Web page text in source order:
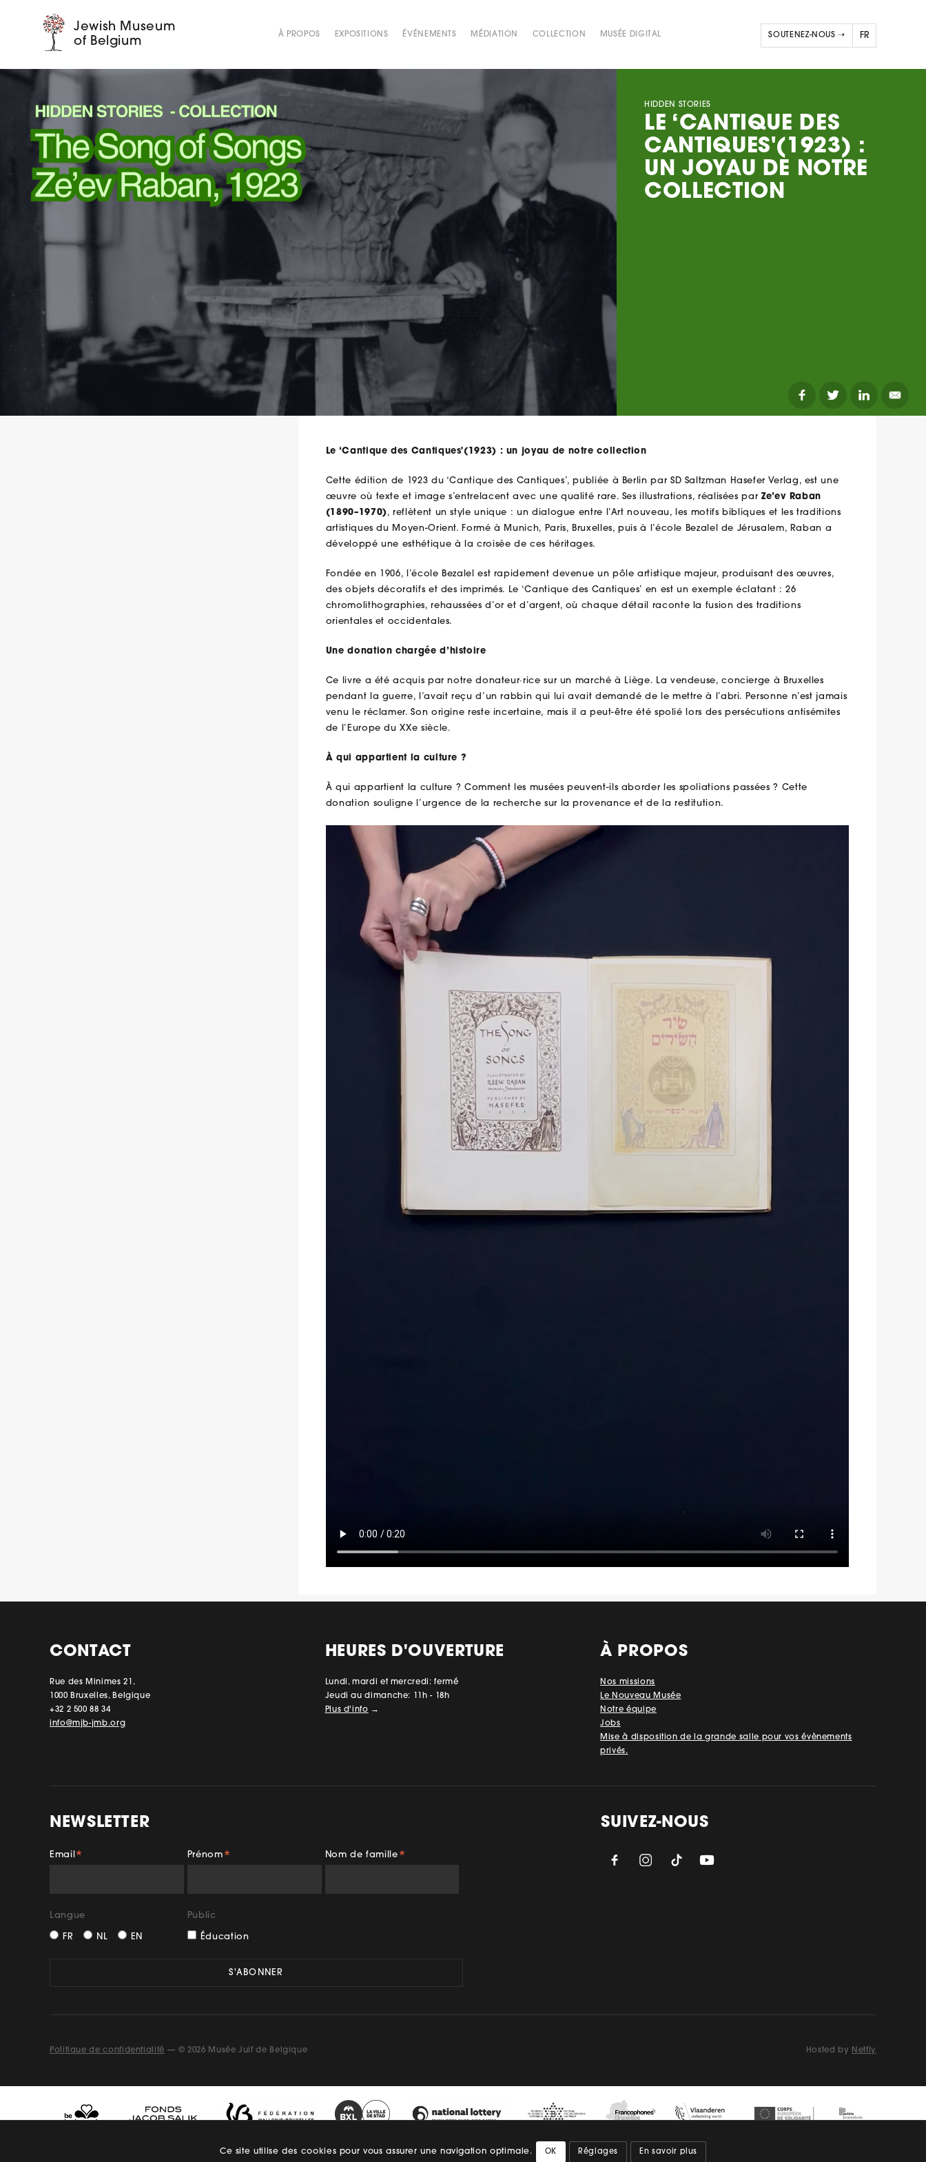
Jewish Museum
of Belgium
À PROPOS EXPOSITIONS ÉVÉNEMENTS MÉDIATION COLLECTION MUSÉE DIGITAL SOUTENEZ-NOUS ➝ FR
HIDDEN STORIES
LE ‘CANTIQUE DES
CANTIQUES'(1923) :
UN JOYAU DE NOTRE
COLLECTION
Le ‘Cantique des Cantiques'(1923) : un joyau de notre collection
Cette édition de 1923 du ‘Cantique des Cantiques’, publiée à Berlin par SD Saltzman Hasefer Verlag, est une
œuvre où texte et image s’entrelacent avec une qualité rare. Ses illustrations, réalisées par Ze’ev Raban
(1890–1970), reflètent un style unique : un dialogue entre l’Art nouveau, les motifs bibliques et les traditions
artistiques du Moyen-Orient. Formé à Munich, Paris, Bruxelles, puis à l’école Bezalel de Jérusalem, Raban a
développé une esthétique à la croisée de ces héritages.
Fondée en 1906, l’école Bezalel est rapidement devenue un pôle artistique majeur, produisant des œuvres,
des objets décoratifs et des imprimés. Le ‘Cantique des Cantiques’ en est un exemple éclatant : 26
chromolithographies, rehaussées d’or et d’argent, où chaque détail raconte la fusion des traditions
orientales et occidentales.
Une donation chargée d’histoire
Ce livre a été acquis par notre donateur·rice sur un marché à Liège. La vendeuse, concierge à Bruxelles
pendant la guerre, l’avait reçu d’un rabbin qui lui avait demandé de le mettre à l’abri. Personne n’est jamais
venu le réclamer. Son origine reste incertaine, mais il a peut-être été spolié lors des persécutions antisémites
de l’Europe du XXe siècle.
À qui appartient la culture ?
À qui appartient la culture ? Comment les musées peuvent-ils aborder les spoliations passées ? Cette
donation souligne l’urgence de la recherche sur la provenance et de la restitution.
CONTACT
Rue des Minimes 21,
1000 Bruxelles, Belgique
+32 2 500 88 34
info@mjb-jmb.org
HEURES D'OUVERTURE
Lundi, mardi et mercredi: fermé
Jeudi au dimanche: 11h - 18h
Plus d'info →
À PROPOS
Nos missions
Le Nouveau Musée
Notre équipe
Jobs
Mise à disposition de la grande salle pour vos évènements
privés.
NEWSLETTER
Email * Prénom * Nom de famille *
Langue
FR NL EN
Public
Éducation
SUIVEZ-NOUS
Politique de confidentialité — © 2026 Musée Juif de Belgique Hosted by Netfly
Ce site utilise des cookies pour vous assurer une navigation optimale. OK Réglages En savoir plus